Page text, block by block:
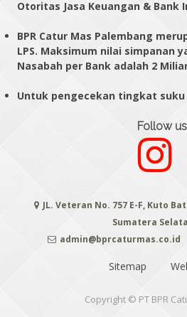
Otoritas Jasa Keuangan & Bank
BPR Catur Mas Palembang
LPS. Maksimum nilai simpanan
Nasabah per Bank adalah 2
Untuk pengecekan tingkat suku
Follow us
JL. Veteran No. 757 E-F, Kuto
Sumatera
admin@bprcaturmas.co.id
Sitemap
Copyright © PT BPR